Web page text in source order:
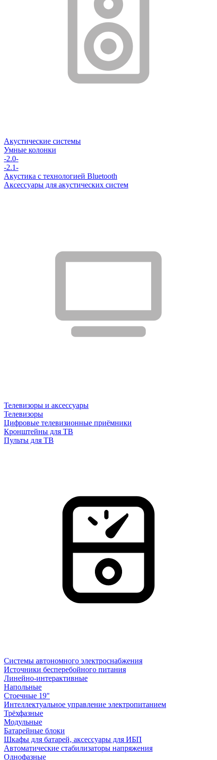
Акустические системы
Умные колонки
-2.0-
-2.1-
Акустика с технологией Bluetooth
Аксессуары для акустических систем
Телевизоры и аксессуары
Телевизоры
Цифровые телевизионные приёмники
Кронштейны для ТВ
Пульты для ТВ
Системы автономного электроснабжения
Источники бесперебойного питания
Линейно-интерактивные
Напольные
Стоечные 19"
Интеллектуальное управление электропитанием
Трёхфазные
Модульные
Батарейные блоки
Шкафы для батарей, аксессуары для ИБП
Автоматические стабилизаторы напряжения
Однофазные